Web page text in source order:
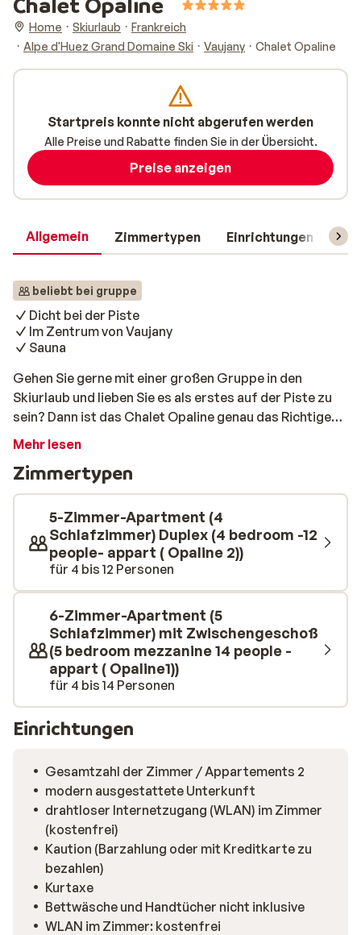
Home Skiurlaub
Frankreich
Alpe d'Huez Grand Domaine Ski
Vaujany Chalet Opaline
Allgemein Zimmertypen Einrichtungen
beliebt bei gruppe
Dicht bei der Piste
Im Zentrum von Vaujany
Sauna
Gehen Sie gerne mit einer großen Gruppe in den
Skiurlaub und lieben Sie es als erstes auf der Piste zu
sein? Dann ist das Chalet Opaline genau das Richtige
für Sie. Dieses Apartment befindet sich nämlich 250
aus um etwas zu essen? Kein Problem, denn das Chalet
befindet sich direkt im Zentrum von Vaujany, wo sich
viele nette Restaurants und Bars befinden die zum
Trinken und Essen einladen. Das Chalet besteht aus 4
Schlafzimmer für vier bis 14 Personen. Das Chalet
beherbergt auch zwei Badezimmer mit jeweils einer
Dusche oder einer Badewanne. Neben den 4
Schlafzimmern besitzt das Chalet auch noch eine
Küche und ein Wohnzimmer. In der Küche steht ein
großer Tisch an dem man zusammen Frühstücken
sowie auch Abendessen kann. Danach können Sie es
sich entweder auf der Couch bequem machen oder sich
in der Sauna entspannen.
Mehr lesen
Zimmertypen
5-Zimmer-Apartment (4
Schlafzimmer) Duplex (4 bedroom -12
people- appart ( Opaline 2))
für 4 bis 12 Personen
6-Zimmer-Apartment (5
Schlafzimmer) mit Zwischengeschoß
(5 bedroom mezzanine 14 people -
appart ( Opaline1))
für 4 bis 14 Personen
Einrichtungen
Gesamtzahl der Zimmer / Appartements 2
modern ausgestattete Unterkunft
drahtloser Internetzugang (WLAN) im Zimmer
(kostenfrei)
Kaution (Barzahlung oder mit Kreditkarte zu
bezahlen)
Kurtaxe
Bettwäsche und Handtücher nicht inklusive
WLAN im Zimmer: kostenfrei
Startpreis konnte nicht abgerufen werden
Alle Preise und Rabatte finden Sie in der Übersicht.
Preise anzeigen